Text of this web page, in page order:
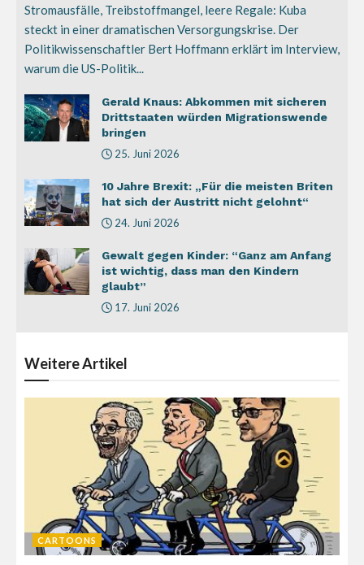
Stromausfälle, Treibstoffmangel, leere Regale: Kuba
steckt in einer dramatischen Versorgungskrise. Der
Politikwissenschaftler Bert Hoffmann erklärt im Interview,
warum die US-Politik...
Gerald Knaus: Abkommen mit sicheren
Drittstaaten würden Migrationswende
bringen
25. Juni 2026
10 Jahre Brexit: „Für die meisten Briten
hat sich der Austritt nicht gelohnt“
24. Juni 2026
Gewalt gegen Kinder: “Ganz am Anfang
ist wichtig, dass man den Kindern
glaubt”
17. Juni 2026
WeitereArtikel
CARTOONS